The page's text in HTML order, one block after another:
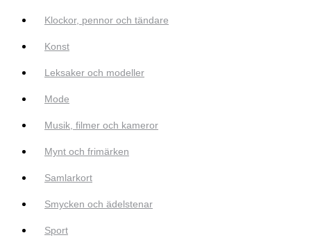
Klockor, pennor och tändare
Konst
Leksaker och modeller
Mode
Musik, filmer och kameror
Mynt och frimärken
Samlarkort
Smycken och ädelstenar
Sport